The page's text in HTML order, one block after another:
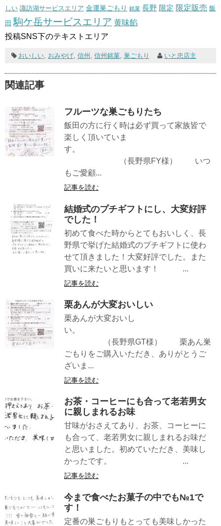
しい 諏訪湖サービスエリア 金運巣ごもり 銘菓 長野 限定 限定販売 飯
田 駒ケ岳サービスエリア 黄味餡
投稿SNS下のテキストエリア
おいしい, おみやげ, 信州 , 信州銘菓, 巣ごもり いと忠店主
関連記事
フルーツな巣ごもりたち
飯田の方に行く時は必ず買って家族皆で
楽しく頂いていま
す。
（長野県FY様） いつ
もご愛顧...
記事を読む
結婚式のプチギフトにし、大変好評
でした！
初めて食べた時からとてもおいしく、長
野県で挙げた結婚式のプチギフトに使わ
せて頂きました！大変好評でした。また
買いに来たいと思います！ ...
記事を読む
栗あんが大変おいしい
栗あんが大変おいし
い。
（長野県GT様） 栗あん巣
ごもりをご購入いただき、ありがとうご
ざいま...
記事を読む
お茶・コーヒーにも合って老若男女
に親しまれるお味
甘味がおさえてあり、お茶、コーヒーに
も合って、老若男女に親しまれるお味だ
と思いました。初めていただき、美味し
かったです。 ...
記事を読む
今まで食べたお菓子の中でも№1で
す！
定番の巣ごもりもとっても美味しかった